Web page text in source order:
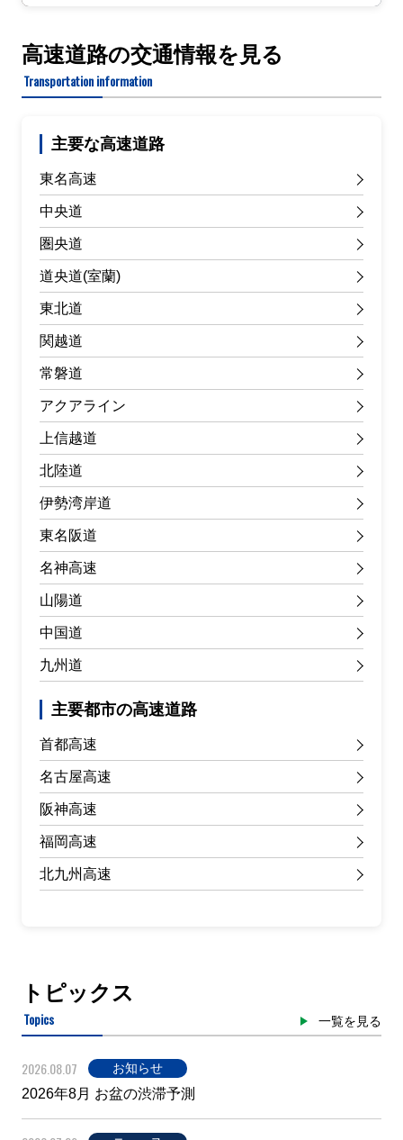
高速道路の交通情報を見る
Transportation information
主要な高速道路
東名高速
中央道
圏央道
道央道(室蘭)
東北道
関越道
常磐道
アクアライン
上信越道
北陸道
伊勢湾岸道
東名阪道
名神高速
山陽道
中国道
九州道
主要都市の高速道路
首都高速
名古屋高速
阪神高速
福岡高速
北九州高速
トピックス
Topics 一覧を見る
2026.08.07 お知らせ
2026年8月 お盆の渋滞予測